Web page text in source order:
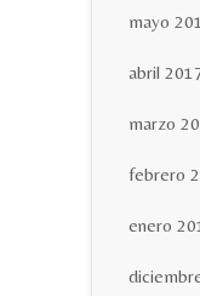
mayo
abril
marzo
febrero
enero